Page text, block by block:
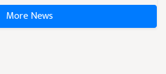
More News